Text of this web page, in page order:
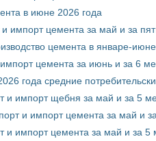
в июне 2026 года
и импорт цемента за май и за
цемента в январе-
цемента за июнь и за 6
года средние
и импорт щебня за май и за 5
и импорт цемента за май и
и импорт цемента за май и за